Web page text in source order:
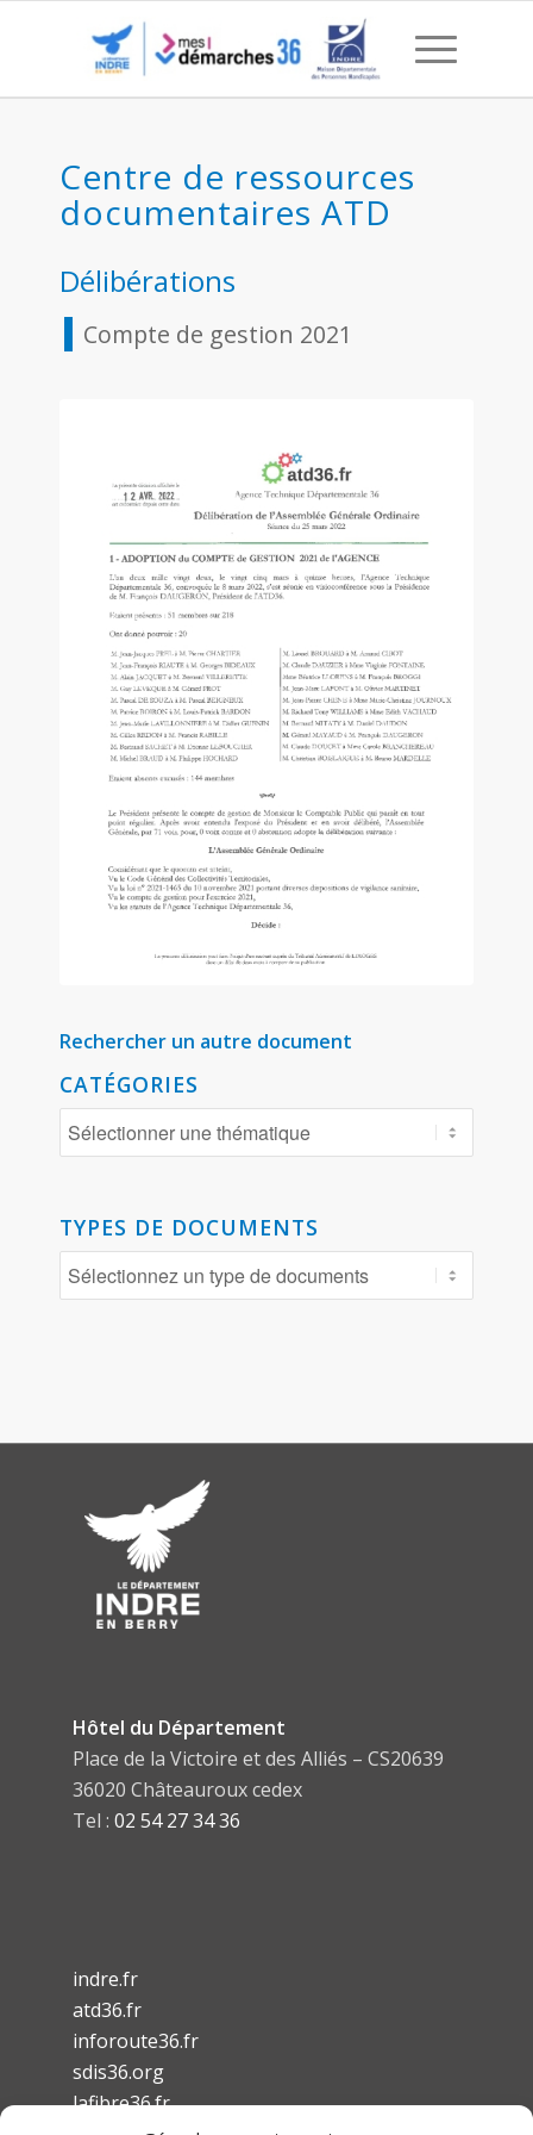
AGO – Compte de
Centre de ressources
documentaires ATD
Délibérations
Compte de gestion 2021
Rechercher un autre document
CATÉGORIES
TYPES DE DOCUMENTS
Hôtel du Département
Place de la Victoire et des Alliés – CS20639
36020 Châteauroux cedex
Tel : 02 54 27 34 36
indre.fr
atd36.fr
inforoute36.fr
sdis36.org
lafibre36.fr